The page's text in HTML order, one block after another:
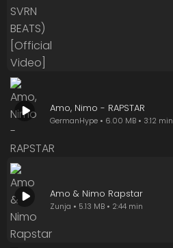
Amo, Nimo - RAPSTAR
GermanHype • 6.00 MB • 3:12 min
Amo & Nimo Rapstar
Zunja • 5.13 MB • 2:44 min